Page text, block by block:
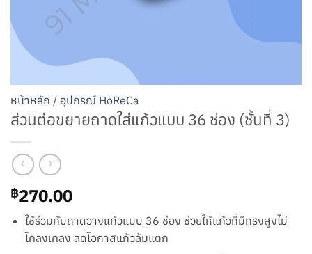
หน้าหลัก / อุปกรณ์ HoReCa
ส่วนต่อขยายถาดใส่แก้วแบบ 36 ช่อง (ชั้นที่ 3)
฿270.00
ใช้ร่วมกับถาดวางแก้วแบบ 36 ช่อง ช่วยให้แก้วที่มีทรงสูงไม่
โคลงเคลง ลดโอกาสแก้วล้มแตก